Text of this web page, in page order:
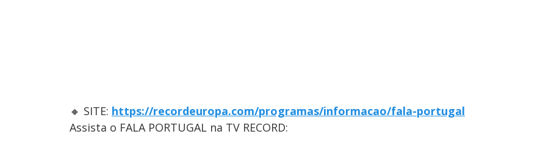
🔸 SITE: https://recordeuropa.com/programas/informacao/fala-portugal
Assista o FALA PORTUGAL na TV RECORD: